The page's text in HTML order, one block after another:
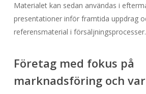
Materialet kan sedan användas i
presentationer inför framtida uppdrag
referensmaterial i försäljningsprocesser.
Företag med fokus på
marknadsföring och